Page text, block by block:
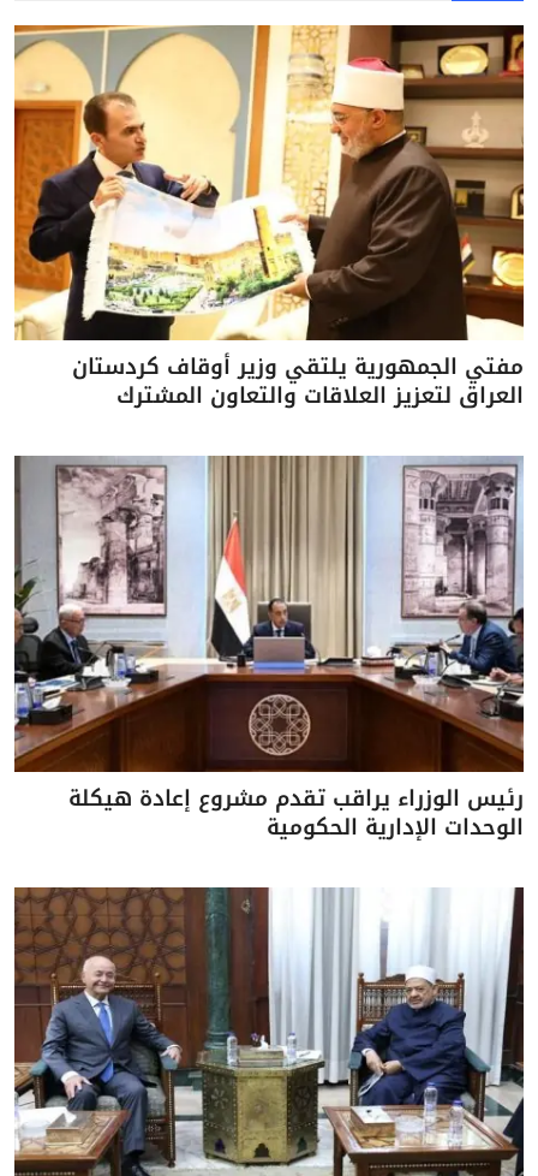
مفتي الجمهورية يلتقي وزير أوقاف كردستان
العراق لتعزيز العلاقات والتعاون المشترك
رئيس الوزراء يراقب تقدم مشروع إعادة هيكلة
الوحدات الإدارية الحكومية